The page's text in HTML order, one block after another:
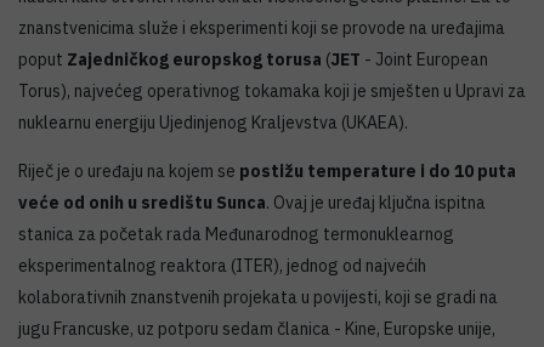
znanstvenicima služe i eksperimenti koji se provode na uređajima
poput Zajedničkog europskog torusa (JET - Joint European
Torus), najvećeg operativnog tokamaka koji je smješten u Upravi za
nuklearnu energiju Ujedinjenog Kraljevstva (UKAEA).
Riječ je o uređaju na kojem se postižu temperature i do 10 puta
veće od onih u središtu Sunca. Ovaj je uređaj ključna ispitna
stanica za početak rada Međunarodnog termonuklearnog
eksperimentalnog reaktora (ITER), jednog od najvećih
kolaborativnih znanstvenih projekata u povijesti, koji se gradi na
jugu Francuske, uz potporu sedam članica - Kine, Europske unije,